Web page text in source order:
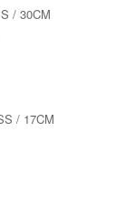
/ 30CM
/ 17CM